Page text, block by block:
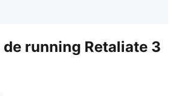
de running Retaliate 3